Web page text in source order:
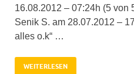
16.08.2012 – 07:24h (5 von
Senik S. am 28.07.2012 –
alles o.k“ …
WEITERLESEN